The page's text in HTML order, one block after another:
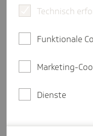
Viele Arbeitgeber
Betrieb auch an
ist. Doch wann ist
überhaupt erlaubt?
eine Minute Lesezeit
Die Beschäftigung
können
Technisch
Funktionale
Marketing-
Dienste